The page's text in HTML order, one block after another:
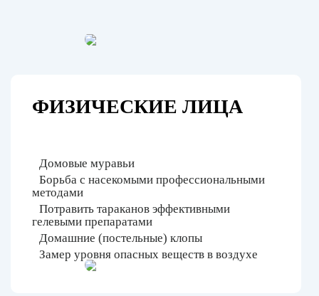
ФИЗИЧЕСКИЕ ЛИЦА
Домовые муравьи
Борьба с насекомыми профессиональными
методами
Потравить тараканов эффективными
гелевыми препаратами
Домашние (постельные) клопы
Замер уровня опасных веществ в воздухе